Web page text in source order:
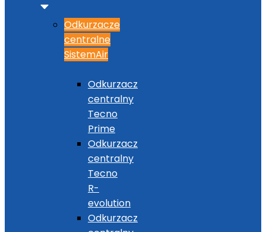
Odkurzacze
centralne
SistemAir
Odkurzacz
centralny
Tecno
Prime
Odkurzacz
centralny
Tecno
R-
evolution
Odkurzacz